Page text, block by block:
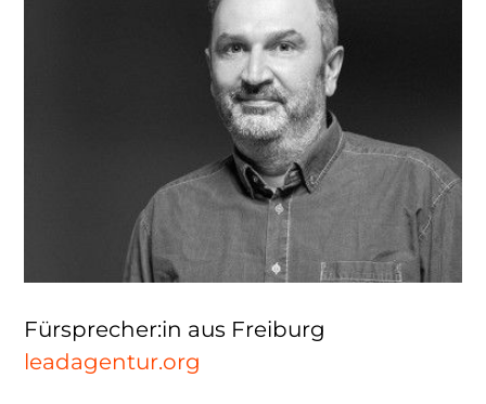
Fürsprecher:in aus Freiburg
leadagentur.org